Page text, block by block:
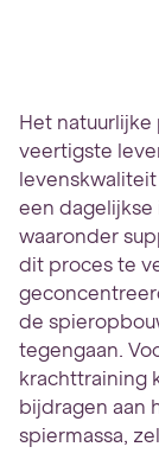
Het
veertigste
een
waaronder
dit proces te
de
tegengaan.
krachttraining
bijdragen aan
spiermassa,